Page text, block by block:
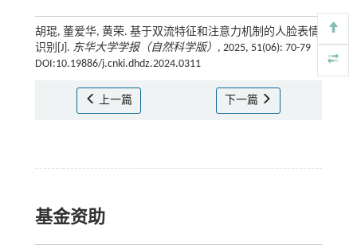
胡琨, 董爱华, 黄荣. 基于双流特征和注意力机制的人脸表情
识别[J]. 东华大学学报（自然科学版） , 2025, 51(06): 70-79
DOI:10.19886/j.cnki.dhdz.2024.0311
上一篇 下一篇
基金资助